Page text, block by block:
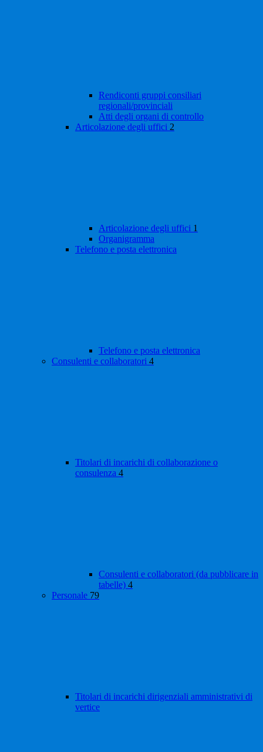
Rendiconti gruppi consiliari
regionali/provinciali
Atti degli organi di controllo
Articolazione degli uffici 2
Articolazione degli uffici 1
Organigramma
Telefono e posta elettronica
Telefono e posta elettronica
Consulenti e collaboratori 4
Titolari di incarichi di collaborazione o
consulenza 4
Consulenti e collaboratori (da pubblicare in
tabelle) 4
Personale 79
Titolari di incarichi dirigenziali amministrativi di
vertice